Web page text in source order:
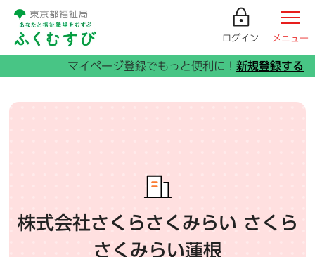
ログイン メニュー
株式会社さくらさくみらい さくら
さくみらい蓮根